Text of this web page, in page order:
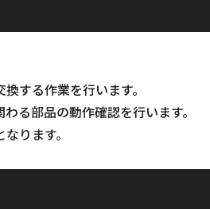
する作業を行います。
る部品の動作確認を行います。
ります。